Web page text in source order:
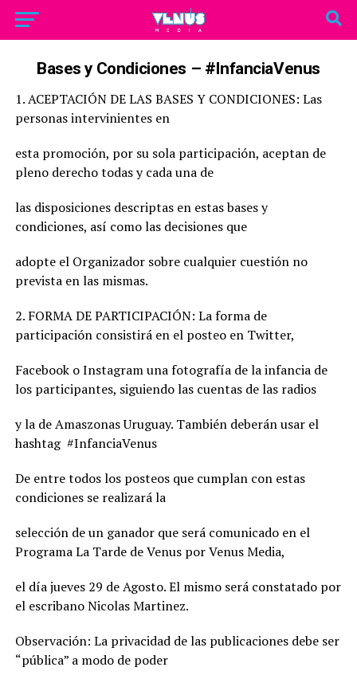
Bases y Condiciones – #InfanciaVenus
1. ACEPTACIÓN DE LAS BASES Y CONDICIONES: Las
personas intervinientes en
esta promoción, por su sola participación, aceptan de
pleno derecho todas y cada una de
las disposiciones descriptas en estas bases y
condiciones, así como las decisiones que
adopte el Organizador sobre cualquier cuestión no
prevista en las mismas.
2. FORMA DE PARTICIPACIÓN: La forma de
participación consistirá en el posteo en Twitter,
Facebook o Instagram una fotografía de la infancia de
los participantes, siguiendo las cuentas de las radios
y la de Amaszonas Uruguay. También deberán usar el
hashtag #InfanciaVenus
De entre todos los posteos que cumplan con estas
condiciones se realizará la
selección de un ganador que será comunicado en el
Programa La Tarde de Venus por Venus Media,
el día jueves 29 de Agosto. El mismo será constatado por
el escribano Nicolas Martinez.
Observación: La privacidad de las publicaciones debe ser
“pública” a modo de poder